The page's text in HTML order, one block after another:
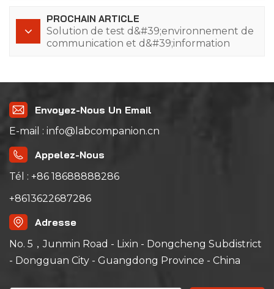
PROCHAIN ARTICLE
Solution de test d&#39;environnement de
communication et d&#39;information
Envoyez-Nous Un Email
E-mail : info@labcompanion.cn
Appelez-Nous
Tél : +86 18688888286
+8613622687286
Adresse
No. 5，Junmin Road - Lixin - Dongcheng Subdistrict
- Dongguan City - Guangdong Province - China